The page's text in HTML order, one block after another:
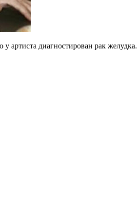
артиста диагностирован рак желудка.